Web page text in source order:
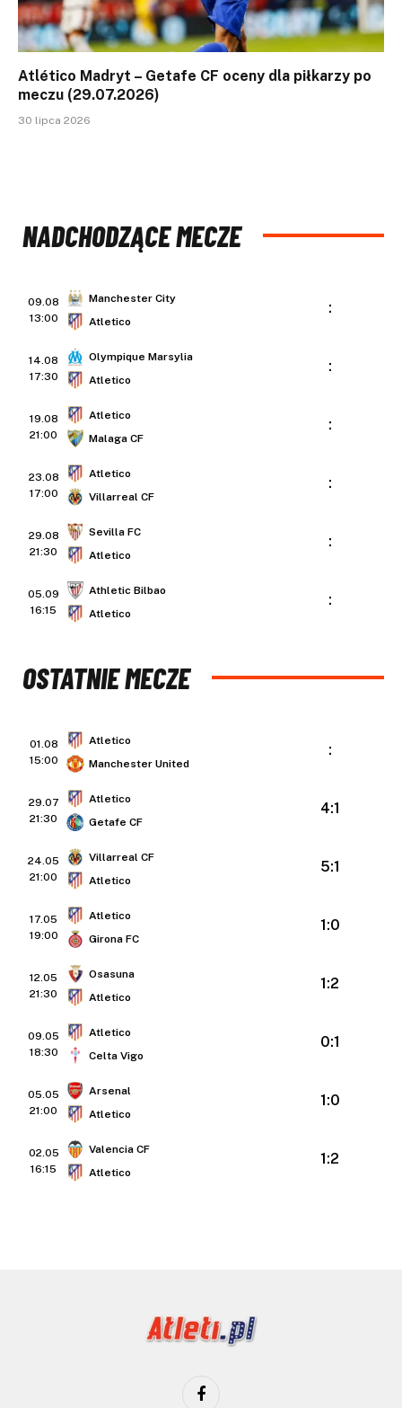
Atlético Madryt – Getafe CF oceny dla piłkarzy po
meczu (29.07.2026)
30 lipca 2026
NADCHODZĄCE MECZE
09.08
13:00
Manchester City
Atletico
:
14.08
17:30
Olympique Marsylia
Atletico
:
19.08
21:00
Atletico
Malaga CF
:
23.08
17:00
Atletico
Villarreal CF
:
29.08
21:30
Sevilla FC
Atletico
:
05.09
16:15
Athletic Bilbao
Atletico
:
OSTATNIE MECZE
01.08
15:00
Atletico
Manchester United
:
29.07
21:30
Atletico
Getafe CF
4:1
24.05
21:00
Villarreal CF
Atletico
5:1
17.05
19:00
Atletico
Girona FC
1:0
12.05
21:30
Osasuna
Atletico
1:2
09.05
18:30
Atletico
Celta Vigo
0:1
05.05
21:00
Arsenal
Atletico
1:0
02.05
16:15
Valencia CF
Atletico
1:2
Facebook